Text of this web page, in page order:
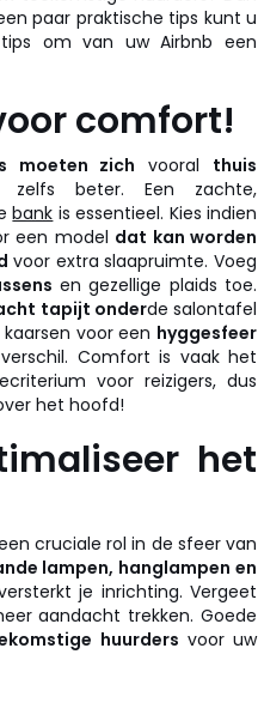
paar praktische tips kunt u
om van uw Airbnb een
comfort!
moeten zich vooral thuis
beter. Een zachte,
bank is essentieel. Kies indien
een model dat kan worden
voor extra slaapruimte. Voeg
en gezellige plaids toe.
tapijt onderde salontafel
voor een hyggesfeer
Comfort is vaak het
voor reizigers, dus
het hoofd!
het
cruciale rol in de sfeer van
lampen, hanglampen en
je inrichting. Vergeet
aandacht trekken. Goede
huurders voor uw